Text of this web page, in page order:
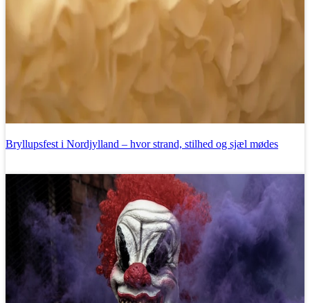
Bryllupsfest i Nordjylland – hvor strand, stilhed og sjæl mødes